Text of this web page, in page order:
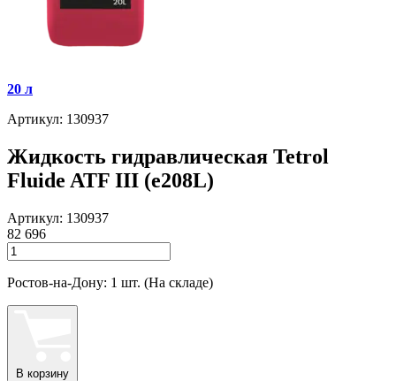
20 л
Артикул: 130937
Жидкость гидравлическая Tetrol
Fluide ATF III (e208L)
Артикул: 130937
82 696
Ростов-на-Дону: 1 шт. (На складе)
В корзину